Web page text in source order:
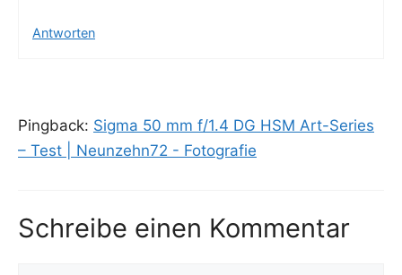
Antworten
Pingback: Sigma 50 mm f/1.4 DG HSM Art-Series
– Test | Neunzehn72 - Fotografie
Schreibe einen Kommentar